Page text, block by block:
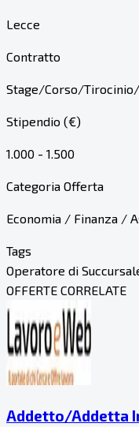
Lecce
Contratto
Stage/Corso/
Stipendio (€)
1.000 - 1.500
Categoria Offerta
Economia / Finanza /
Tags
Operatore di
OFFERTE CORRELATE
Addetto/Addetta